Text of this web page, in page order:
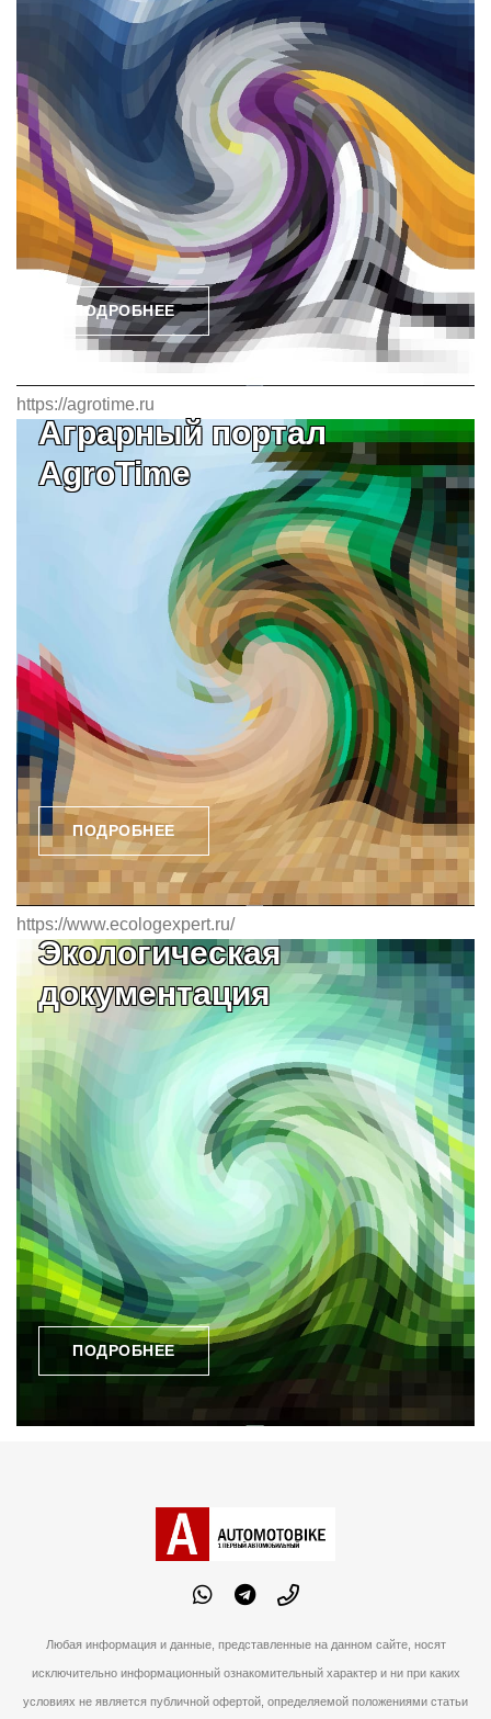
ПОДРОБНЕЕ
https://agrotime.ru
Аграрный портал
AgroTime
ПОДРОБНЕЕ
https://www.ecologexpert.ru/
Экологическая
документация
ПОДРОБНЕЕ
Любая информация и данные, представленные на данном сайте, носят
исключительно информационный ознакомительный характер и ни при каких
условиях не является публичной офертой, определяемой положениями статьи